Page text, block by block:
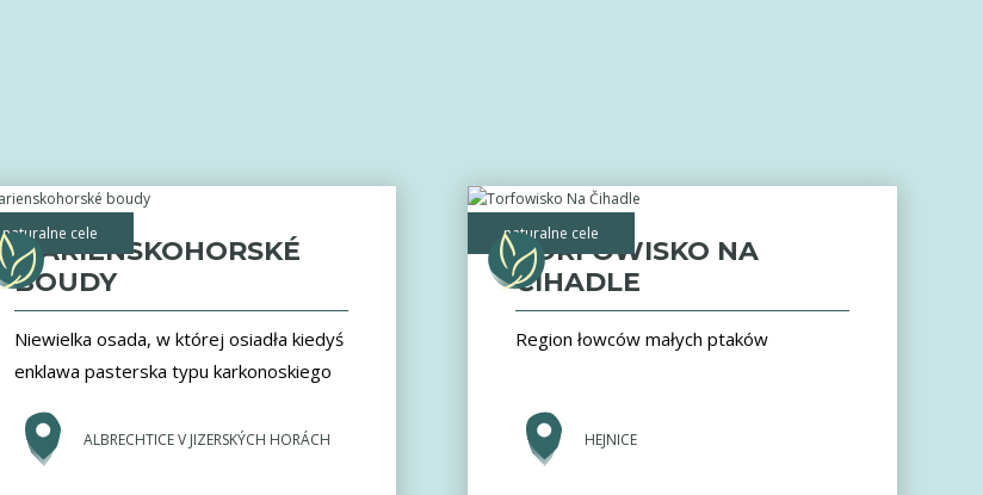
naturalne cele
MARIENSKOHORSKÉ
BOUDY
Niewielka osada, w której osiadła kiedyś
enklawa pasterska typu karkonoskiego
ALBRECHTICE V JIZERSKÝCH HORÁCH
naturalne cele
TORFOWISKO NA
ČIHADLE
Region łowców małych ptaków
HEJNICE